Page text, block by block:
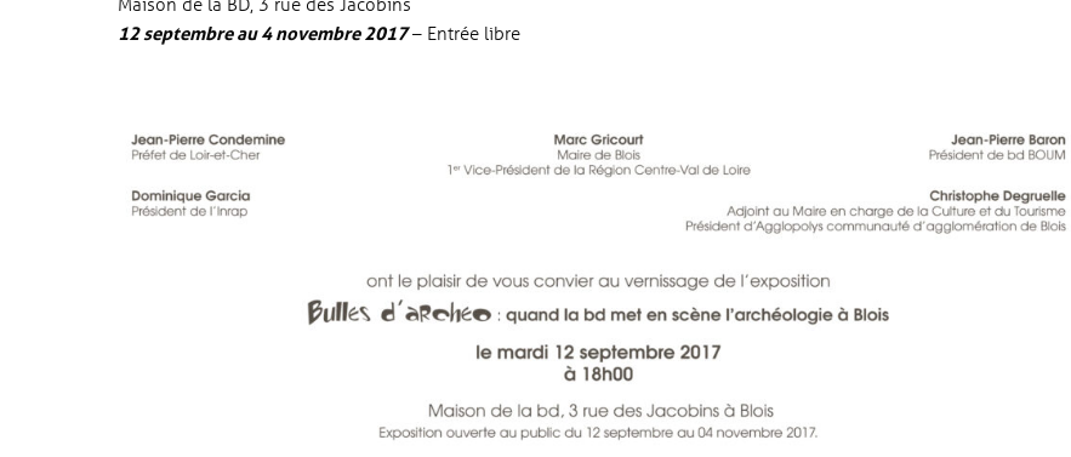
12 septembre au 4 novembre 2017– Entrée libre